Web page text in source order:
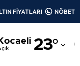
FİYATLARI
23°
Adıyaman